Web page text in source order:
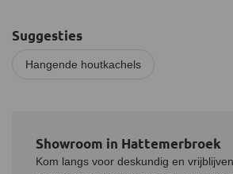
Het verbrandingsyteem van de kachel is
mogelijk. Indien de kachel niet wordt
luchtregelaar volledig dichtdrukken
Suggesties
Hangende houtkachels
Showroom in Hattemerbroek
Kom langs voor deskundig en